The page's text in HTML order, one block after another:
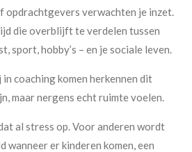
opdrachtgevers verwachten je inzet.
die overblijft te verdelen tussen
sport, hobby’s – en je sociale leven.
coaching komen herkennen dit
maar nergens echt ruimte voelen.
al stress op. Voor anderen wordt
wanneer er kinderen komen, een